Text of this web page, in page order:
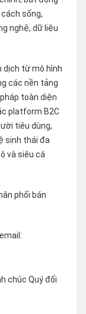
sống,
nghệ, dữ liệu
dịch từ mô hình
các nền tảng
toàn diện
platform B2C
tiêu dùng,
sinh thái đa
và siêu cá
phối bán
chúc Quý đối